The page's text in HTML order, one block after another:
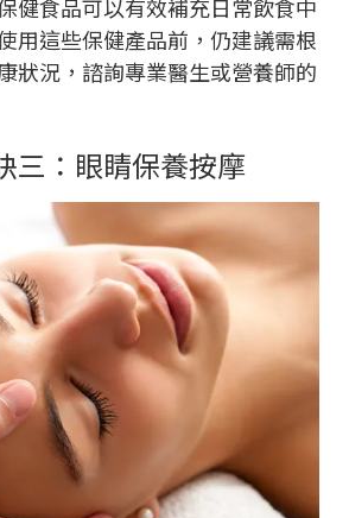
健食品可以有效補充日常飲食中
用這些保健產品前，仍建議需根
狀況，諮詢專業醫生或營養師的
三：眼睛保養按摩